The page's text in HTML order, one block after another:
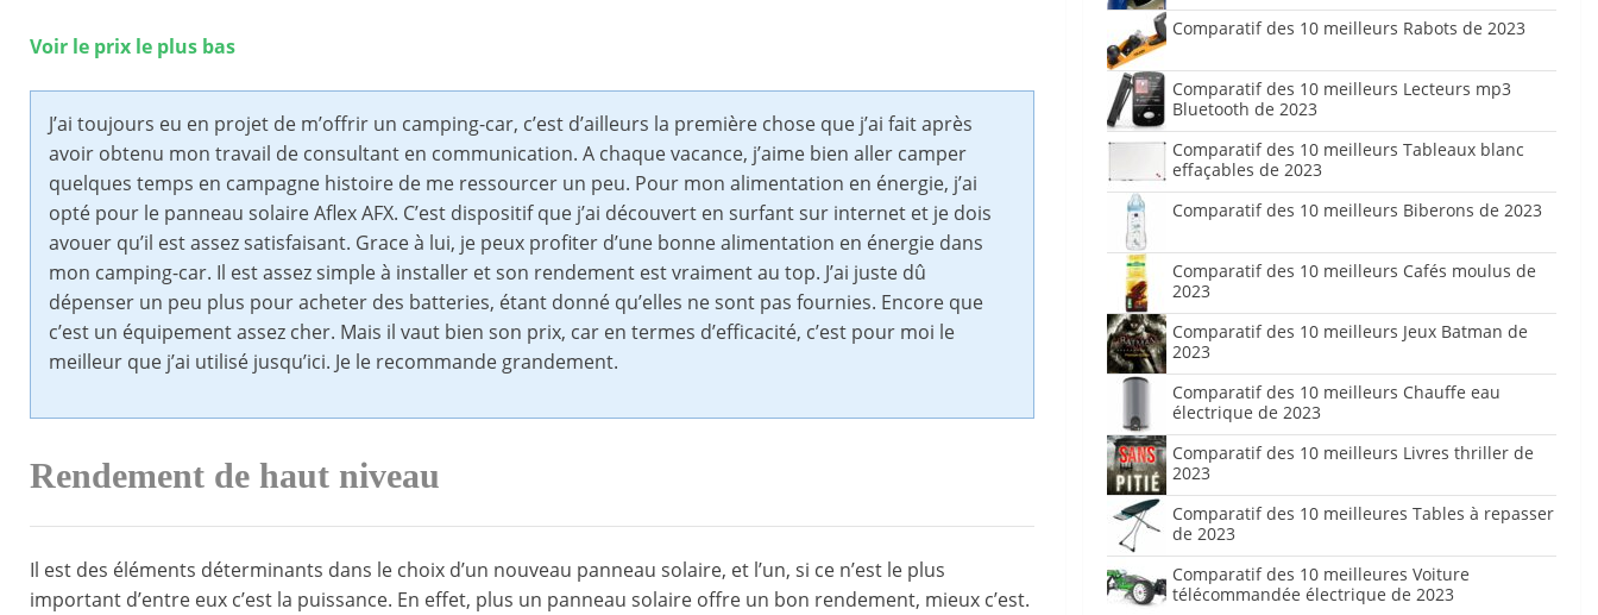
Voir le prix le plus bas
J’ai toujours eu en projet de m’offrir un camping-car, c’est d’ailleurs la première chose que j’ai fait après
avoir obtenu mon travail de consultant en communication. A chaque vacance, j’aime bien aller camper
quelques temps en campagne histoire de me ressourcer un peu. Pour mon alimentation en énergie, j’ai
opté pour le panneau solaire Aflex AFX. C’est dispositif que j’ai découvert en surfant sur internet et je dois
avouer qu’il est assez satisfaisant. Grace à lui, je peux profiter d’une bonne alimentation en énergie dans
mon camping-car. Il est assez simple à installer et son rendement est vraiment au top. J’ai juste dû
dépenser un peu plus pour acheter des batteries, étant donné qu’elles ne sont pas fournies. Encore que
c’est un équipement assez cher. Mais il vaut bien son prix, car en termes d’efficacité, c’est pour moi le
meilleur que j’ai utilisé jusqu’ici. Je le recommande grandement.
Rendement de haut niveau
Il est des éléments déterminants dans le choix d’un nouveau panneau solaire, et l’un, si ce n’est le plus
important d’entre eux c’est la puissance. En effet, plus un panneau solaire offre un bon rendement, mieux c’est.
Comparatif des 10 meilleurs Rabots de 2023
Comparatif des 10 meilleurs Lecteurs mp3
Bluetooth de 2023
Comparatif des 10 meilleurs Tableaux blanc
effaçables de 2023
Comparatif des 10 meilleurs Biberons de 2023
Comparatif des 10 meilleurs Cafés moulus de
2023
Comparatif des 10 meilleurs Jeux Batman de
2023
Comparatif des 10 meilleurs Chauffe eau
électrique de 2023
Comparatif des 10 meilleurs Livres thriller de
2023
Comparatif des 10 meilleures Tables à repasser
de 2023
Comparatif des 10 meilleures Voiture
télécommandée électrique de 2023